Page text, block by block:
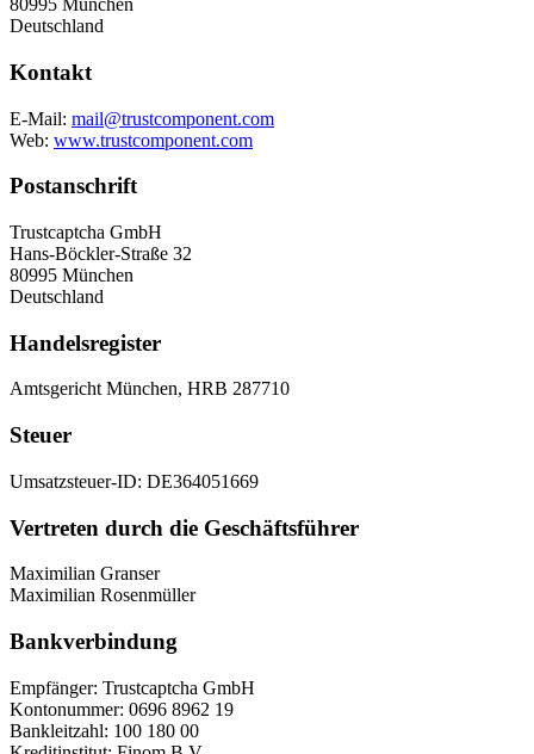
80995 München
Deutschland
Kontakt
E-Mail: mail@trustcomponent.com
Web: www.trustcomponent.com
Postanschrift
Trustcaptcha GmbH
Hans-Böckler-Straße 32
80995 München
Deutschland
Handelsregister
Amtsgericht München, HRB 287710
Steuer
Umsatzsteuer-ID: DE364051669
Vertreten durch die Geschäftsführer
Maximilian Granser
Maximilian Rosenmüller
Bankverbindung
Empfänger: Trustcaptcha GmbH
Kontonummer: 0696 8962 19
Bankleitzahl: 100 180 00